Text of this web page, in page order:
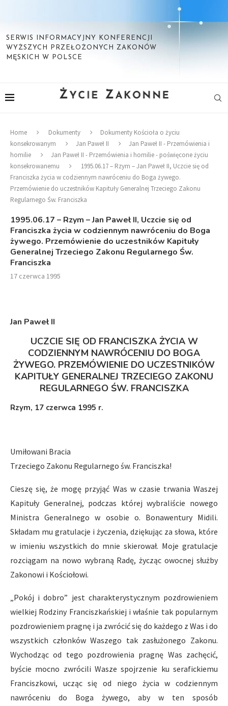
SERWIS INFORMACYJNY KONFERENCJI
WYŻSZYCH PRZEŁOŻONYCH ZAKONÓW
MĘSKICH W POLSCE
Home Dokumenty
Dokumenty Kościoła o życiu
konsekrowanym
Jan Paweł II
Jan Paweł II - Przemówienia i
homilie
Jan Paweł II - Przemówienia i homilie - poświęcone życiu
konsekrowanemu
1995.06.17 – Rzym – Jan Paweł II, Uczcie się od
Franciszka życia w codziennym nawróceniu do Boga żywego.
Przemówienie do uczestników Kapituły Generalnej Trzeciego Zakonu
Regularnego Św. Franciszka
1995.06.17 – Rzym – Jan Paweł II, Uczcie się od
Franciszka życia w codziennym nawróceniu do Boga
żywego. Przemówienie do uczestników Kapituły
Generalnej Trzeciego Zakonu Regularnego Św.
Franciszka
17 czerwca 1995
Jan Paweł II
UCZCIE SIĘ OD FRANCISZKA ŻYCIA W
CODZIENNYM NAWRÓCENIU DO BOGA
ŻYWEGO. PRZEMÓWIENIE DO UCZESTNIKÓW
KAPITUŁY GENERALNEJ TRZECIEGO ZAKONU
REGULARNEGO ŚW. FRANCISZKA
Rzym, 17 czerwca 1995 r.
Umiłowani Bracia
Trzeciego Zakonu Regularnego św. Franciszka!
Cieszę się, że mogę przyjąć Was w czasie trwania Waszej
Kapituły Generalnej, podczas której wybraliście nowego
Ministra Generalnego w osobie o. Bonawentury Midili.
Składam mu gratulacje i życzenia, dziękując za słowa, które
w imieniu wszystkich do mnie skierował. Moje gratulacje
rozciągam na nowo wybraną Radę, życząc owocnej służby
Zakonowi i Kościołowi.
„Pokój i dobro” jest charakterystycznym pozdrowieniem
wielkiej Rodziny Franciszkańskiej i właśnie tak popularnym
pozdrowieniem pragnę i ja zwrócić się do każdego z Was i do
wszystkich członków Waszego tak zasłużonego Zakonu.
Wychodząc od tego pozdrowienia pragnę Was zachęcić,
byście mocno zwrócili Wasze spojrzenie ku serafickiemu
Franciszkowi, ucząc się od niego życia w codziennym
nawróceniu do Boga żywego, aby w ten sposób